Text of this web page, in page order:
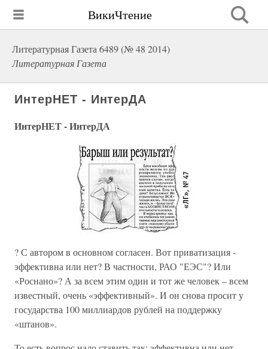
ВикиЧтение
Литературная Газета 6489 (№ 48 2014)
Литературная Газета
ИнтерНЕТ - ИнтерДА
ИнтерНЕТ - ИнтерДА
? С автором в основном согласен. Вот приватизация -
эффективна или нет? В частности, РАО "ЕЭС"? Или
«Роснано»? А за всем этим один и тот же человек – всем
известный, очень «эффективный». И он снова просит у
государства 100 миллиардов рублей на поддержку
«штанов».